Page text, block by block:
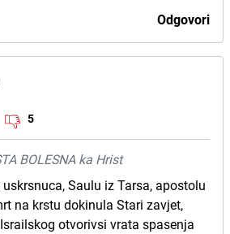
Odgovori
5
BOLESNA ka Hrist
Saulu iz Tarsa, apostolu
na krstu dokinula Stari zavjet,
otvorivsi vrata spasenja